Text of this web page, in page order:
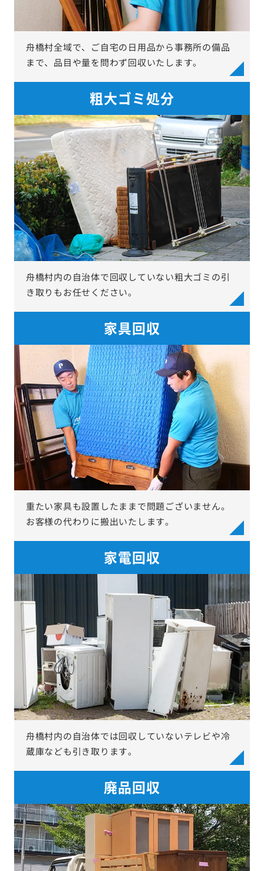
舟橋村全域で、ご自宅の日用品から事務所の備品
まで、品目や量を問わず回収いたします。
粗大ゴミ処分
舟橋村内の自治体で回収していない粗大ゴミの引
き取りもお任せください。
家具回収
重たい家具も設置したままで問題ございません。
お客様の代わりに搬出いたします。
家電回収
舟橋村内の自治体では回収していないテレビや冷
蔵庫なども引き取ります。
廃品回収